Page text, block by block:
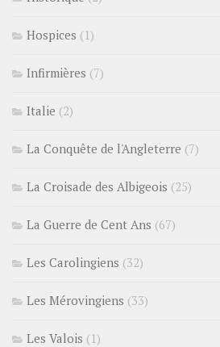
Hospices (1)
Infirmières (7)
Italie (2)
La Conquête de l'Angleterre (7)
La Croisade des Albigeois (25)
La Guerre de Cent Ans (67)
Les Carolingiens (32)
Les Mérovingiens (33)
Les Valois (1)